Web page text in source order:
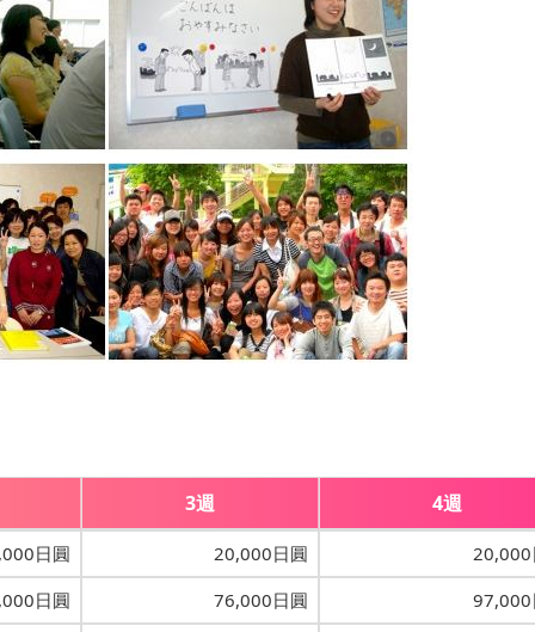
3週 4週
日圓 20,000日圓
20,000
日圓
76,000日圓 97,000